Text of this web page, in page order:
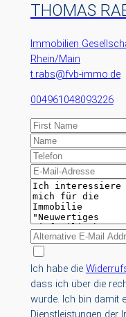
THOMAS
Immobilien
Rhein/Main
t.rabs@fvb-immo.de
004961048093226
Ich habe die
dass ich über die
wurde. Ich bin damit
Dienstleistungen der